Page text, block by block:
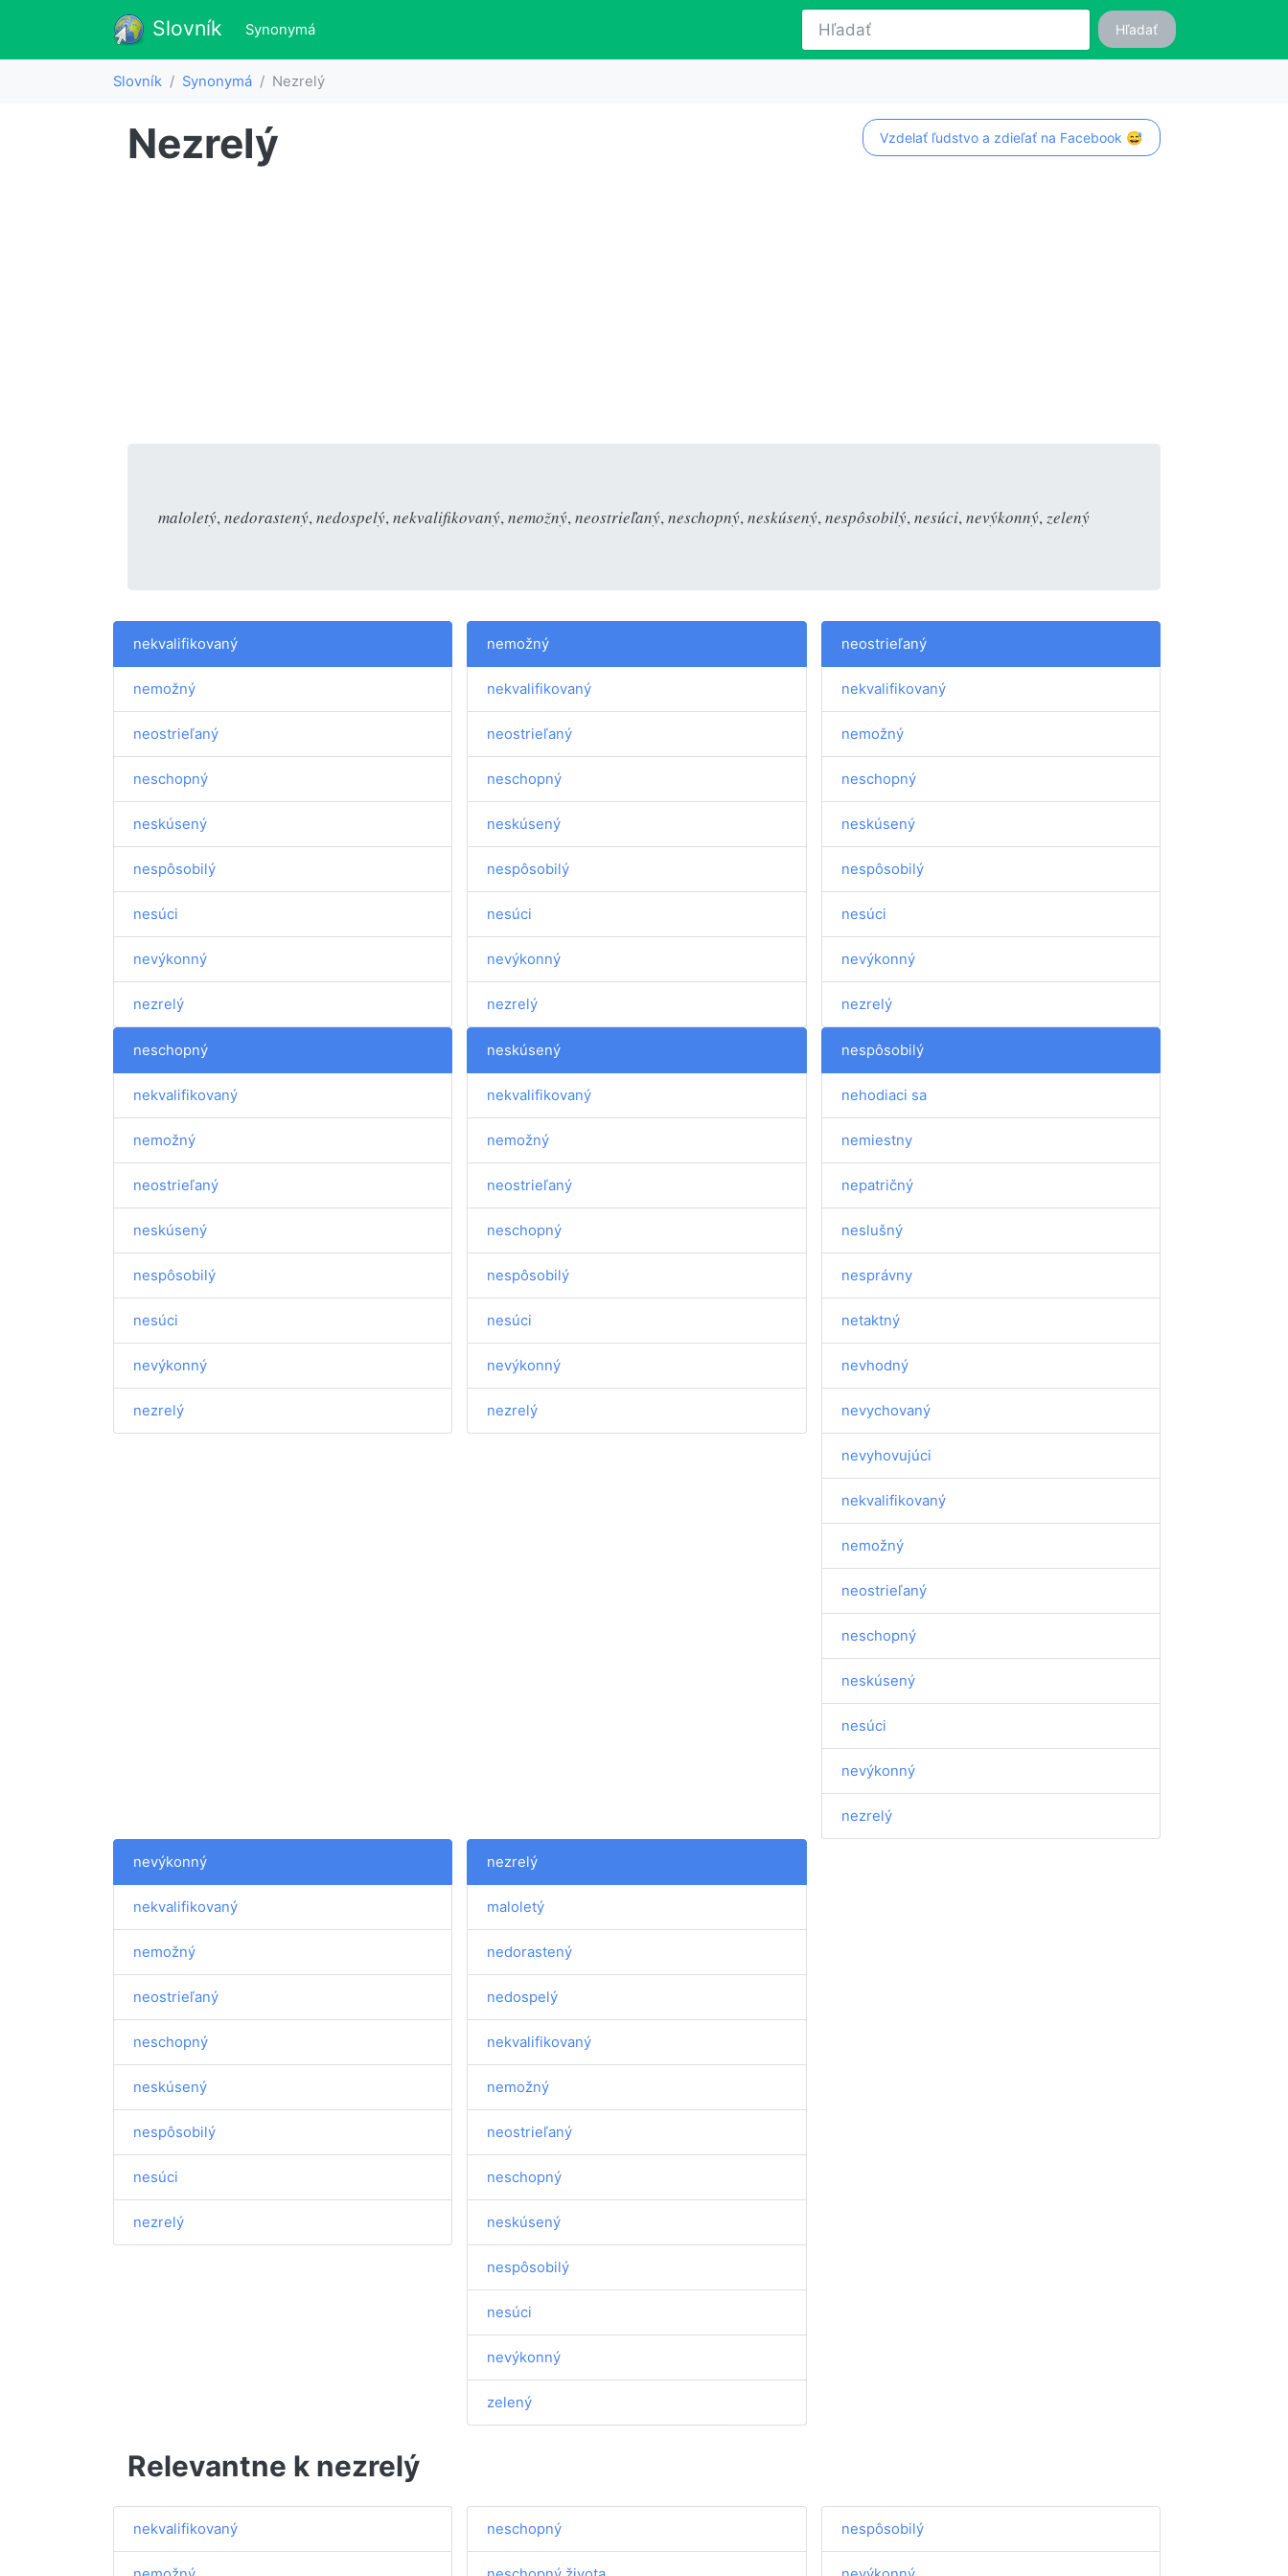
Slovník Slovník
Synonymá(aktualne) Hľadať
Slovník Synonymá Nezrelý
Vzdelať ľudstvo a zdieľať na Facebook 😅
Nezrelý
maloletý, nedorastený, nedospelý, nekvalifikovaný, nemožný, neostrieľaný, neschopný, neskúsený, nespôsobilý, nesúci, nevýkonný, zelený
nekvalifikovaný
nemožný
neostrieľaný
neschopný
neskúsený
nespôsobilý
nesúci
nevýkonný
nezrelý
nemožný
nekvalifikovaný
neostrieľaný
neschopný
neskúsený
nespôsobilý
nesúci
nevýkonný
nezrelý
neostrieľaný
nekvalifikovaný
nemožný
neschopný
neskúsený
nespôsobilý
nesúci
nevýkonný
nezrelý
neschopný
nekvalifikovaný
nemožný
neostrieľaný
neskúsený
nespôsobilý
nesúci
nevýkonný
nezrelý
neskúsený
nekvalifikovaný
nemožný
neostrieľaný
neschopný
nespôsobilý
nesúci
nevýkonný
nezrelý
nespôsobilý
nehodiaci sa
nemiestny
nepatričný
neslušný
nesprávny
netaktný
nevhodný
nevychovaný
nevyhovujúci
nekvalifikovaný
nemožný
neostrieľaný
neschopný
neskúsený
nesúci
nevýkonný
nezrelý
nevýkonný
nekvalifikovaný
nemožný
neostrieľaný
neschopný
neskúsený
nespôsobilý
nesúci
nezrelý
nezrelý
maloletý
nedorastený
nedospelý
nekvalifikovaný
nemožný
neostrieľaný
neschopný
neskúsený
nespôsobilý
nesúci
nevýkonný
zelený
Relevantne k nezrelý
nekvalifikovaný neschopný nespôsobilý